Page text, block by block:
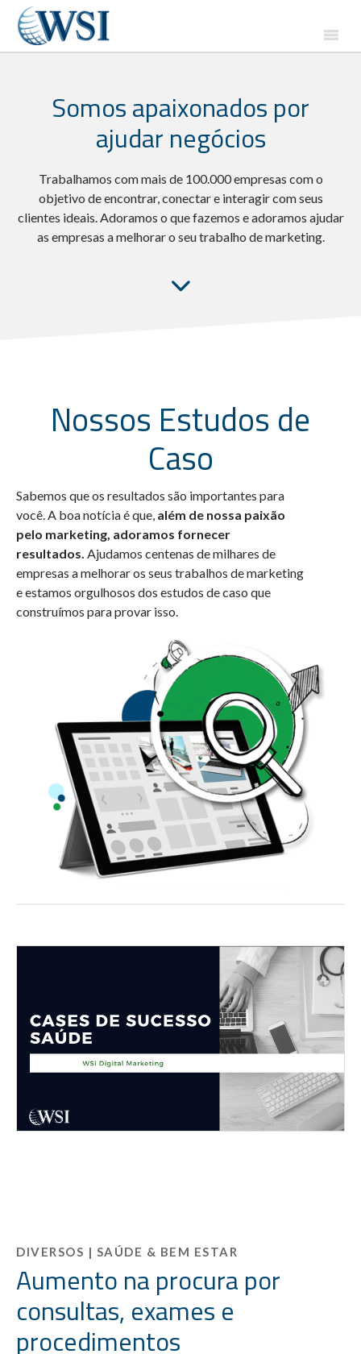
Somos apaixonados por
ajudar negócios
Trabalhamos com mais de 100.000 empresas com o
objetivo de encontrar, conectar e interagir com seus
clientes ideais. Adoramos o que fazemos e adoramos ajudar
as empresas a melhorar o seu trabalho de marketing.
Nossos Estudos de
Caso
Sabemos que os resultados são importantes para
você. A boa notícia é que, além de nossa paixão
pelo marketing, adoramos fornecer
resultados. Ajudamos centenas de milhares de
empresas a melhorar os seus trabalhos de marketing
e estamos orgulhosos dos estudos de caso que
construímos para provar isso.
DIVERSOS | SAÚDE & BEM ESTAR
Aumento na procura por
consultas, exames e
procedimentos